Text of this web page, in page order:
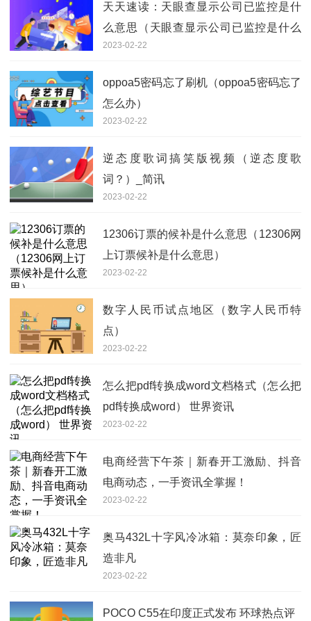
天天速读：天眼查显示公司已监控是什
么意思（天眼查显示公司已监控是什么
意思）
2023-02-22
oppoa5密码忘了刷机（oppoa5密码忘了
怎么办）
2023-02-22
逆态度歌词搞笑版视频（逆态度歌
词？）_简讯
2023-02-22
12306订票的候补是什么意思（12306网
上订票候补是什么意思）
2023-02-22
数字人民币试点地区（数字人民币特
点）
2023-02-22
怎么把pdf转换成word文档格式（怎么把
pdf转换成word） 世界资讯
2023-02-22
电商经营下午茶｜新春开工激励、抖音
电商动态，一手资讯全掌握！
2023-02-22
奥马432L十字风冷冰箱：莫奈印象，匠
造非凡
2023-02-22
POCO C55在印度正式发布 环球热点评